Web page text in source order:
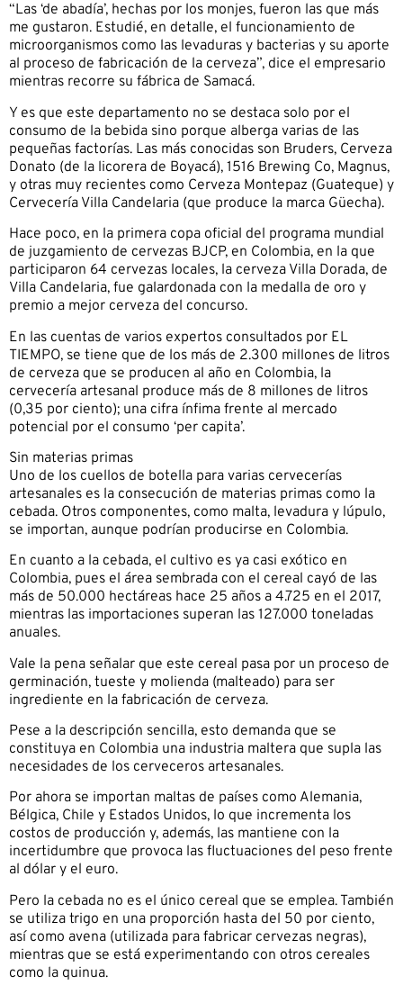
“Las ‘de abadía’, hechas por los monjes, fueron las que más
me gustaron. Estudié, en detalle, el funcionamiento de
microorganismos como las levaduras y bacterias y su aporte
al proceso de fabricación de la cerveza”, dice el empresario
mientras recorre su fábrica de Samacá.
Y es que este departamento no se destaca solo por el
consumo de la bebida sino porque alberga varias de las
pequeñas factorías. Las más conocidas son Bruders, Cerveza
Donato (de la licorera de Boyacá), 1516 Brewing Co, Magnus,
y otras muy recientes como Cerveza Montepaz (Guateque) y
Cervecería Villa Candelaria (que produce la marca Güecha).
Hace poco, en la primera copa oficial del programa mundial
de juzgamiento de cervezas BJCP, en Colombia, en la que
participaron 64 cervezas locales, la cerveza Villa Dorada, de
Villa Candelaria, fue galardonada con la medalla de oro y
premio a mejor cerveza del concurso.
En las cuentas de varios expertos consultados por EL
TIEMPO, se tiene que de los más de 2.300 millones de litros
de cerveza que se producen al año en Colombia, la
cervecería artesanal produce más de 8 millones de litros
(0,35 por ciento); una cifra ínfima frente al mercado
potencial por el consumo ‘per capita’.
Sin materias primas
Uno de los cuellos de botella para varias cervecerías
artesanales es la consecución de materias primas como la
cebada. Otros componentes, como malta, levadura y lúpulo,
se importan, aunque podrían producirse en Colombia.
En cuanto a la cebada, el cultivo es ya casi exótico en
Colombia, pues el área sembrada con el cereal cayó de las
más de 50.000 hectáreas hace 25 años a 4.725 en el 2017,
mientras las importaciones superan las 127.000 toneladas
anuales.
Vale la pena señalar que este cereal pasa por un proceso de
germinación, tueste y molienda (malteado) para ser
ingrediente en la fabricación de cerveza.
Pese a la descripción sencilla, esto demanda que se
constituya en Colombia una industria maltera que supla las
necesidades de los cerveceros artesanales.
Por ahora se importan maltas de países como Alemania,
Bélgica, Chile y Estados Unidos, lo que incrementa los
costos de producción y, además, las mantiene con la
incertidumbre que provoca las fluctuaciones del peso frente
al dólar y el euro.
Pero la cebada no es el único cereal que se emplea. También
se utiliza trigo en una proporción hasta del 50 por ciento,
así como avena (utilizada para fabricar cervezas negras),
mientras que se está experimentando con otros cereales
como la quinua.